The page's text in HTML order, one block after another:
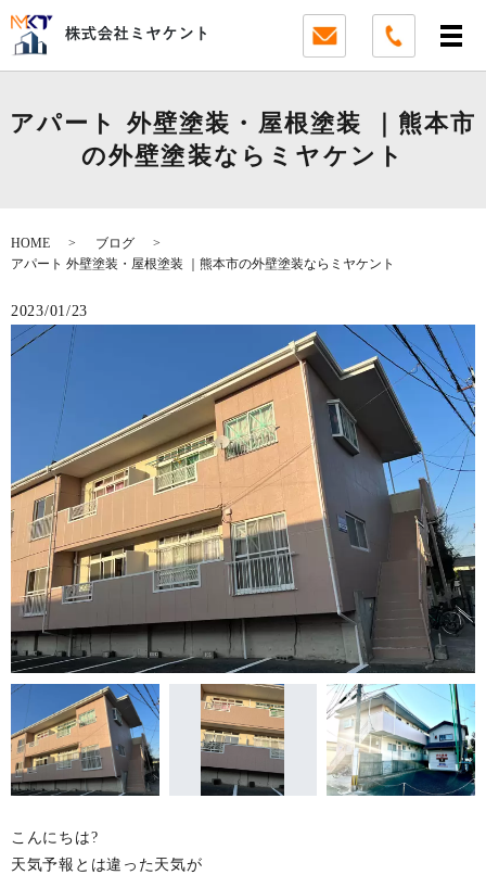
アパート 外壁塗装・屋根塗装 ｜熊本市
の外壁塗装ならミヤケント
HOME
ブログ
アパート 外壁塗装・屋根塗装 ｜熊本市の外壁塗装ならミヤケント
2023/01/23
こんにちは?
天気予報とは違った天気が